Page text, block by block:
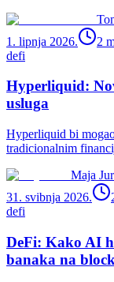
1. lipnja 2026.
2
defi
Hyperliquid:
usluga
Hyperliquid bi
tradicionalnim
Maja
31. svibnja 2026.
defi
DeFi: Kako AI
banaka na